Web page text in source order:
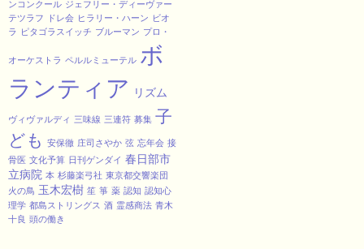
ンコンクール ジェフリー・ディーヴァー
テツラフ
ドレ会 ヒラリー・ハーン ビオ
ラ
ピタゴラスイッチ ブルーマン プロ・
オーケストラ ペルルミューテル ボ
ランティア
リズム
ヴィヴァルディ 三味線 三連符 募集 子
ども
安保徹 庄司さやか 弦 忘年会 接
骨医 文化予算 日刊ゲンダイ 春日部市
立病院 本 杉藤楽弓社 東京都交響楽団
火の鳥 玉木宏樹 笙 箏 薬 認知 認知心
理学 都島ストリングス 酒 霊感商法 青木
十良 頭の働き